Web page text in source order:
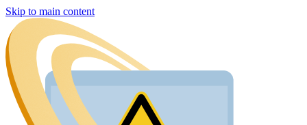
Skip to main content